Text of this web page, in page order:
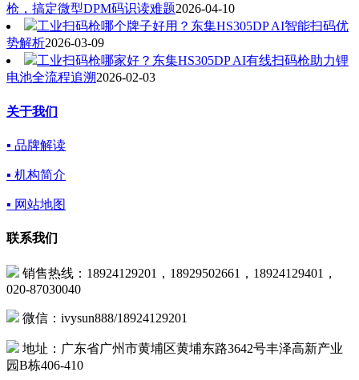
枪，搞定微型DPM码识读难题2026-04-10
工业扫码枪哪个牌子好用？东集HS305DP AI智能扫码优
势解析2026-03-09
工业扫码枪哪家好？东集HS305DP AI有线扫码枪助力锂
电池全流程追溯2026-02-03
关于我们
▪ 品牌解读
▪ 机构简介
▪ 网站地图
联系我们
销售热线：18924129201，18929502661，18924129401，
020-87030040
微信：ivysun888/18924129201
地址：广东省广州市黄埔区黄埔东路3642号丰泽高新产业
园B栋406-410